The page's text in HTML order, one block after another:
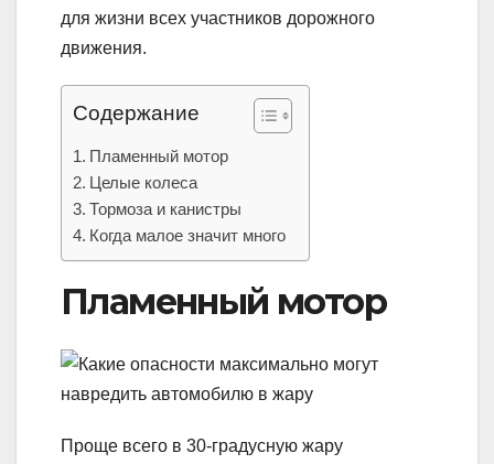
для жизни всех участников дорожного
движения.
Содержание
Пламенный мотор
Целые колеса
Тормоза и канистры
Когда малое значит много
Пламенный мотор
Проще всего в 30-градусную жару